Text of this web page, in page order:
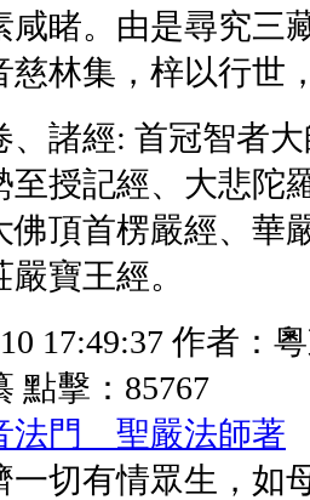
咸睹。由是尋究三
慈林集，梓以行世
、諸經: 首冠智者
至授記經、大悲陀
佛頂首楞嚴經、華
寶王經。
17:49:37 作者：
點擊： 85767
法門 聖嚴法師著
一切有情眾生，如